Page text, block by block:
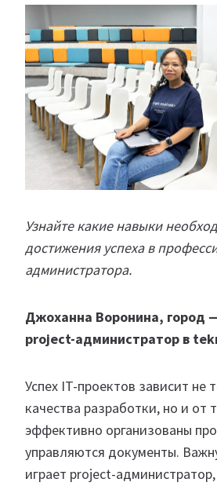
Узнайте какие навыки
достижения успеха в
администратора.
Джоханна Воронина, город
project-администратор в
Успех IT-проектов зависит не
качества разработки, но и от
эффективно организованы
управляются документы.
играет project-